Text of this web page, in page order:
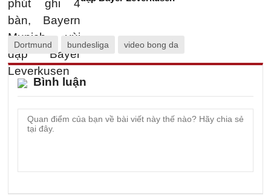
Dortmund bundesliga video bong da
Bình luận